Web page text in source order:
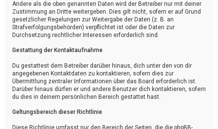
Andere als die oben genannten Daten wird der Betreiber nur mit deiner
Zustimmung an Dritte weitergeben. Dies gilt nicht, sofern er auf Grund
gesetzlicher Regelungen zur Weitergabe der Daten (z. B. an
Strafverfolgungsbehörden) verpflichtet ist oder die Daten zur
Durchsetzung rechtlicher Interessen erforderlich sind.
Gestattung der Kontaktaufnahme
Du gestattest dem Betreiber darüber hinaus, dich unter den von dir
angegebenen Kontaktdaten zu kontaktieren, sofern dies zur
Übermittlung zentraler Informationen über das Board erforderlich ist.
Darüber hinaus dürfen er und andere Benutzer dich kontaktieren, sofern
du dies in deinem persönlichen Bereich gestattet hast.
Geltungsbereich dieser Richtlinie